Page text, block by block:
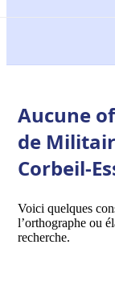
Aucune
de
Corbeil-
Voici quelques
l’orthographe ou
recherche.